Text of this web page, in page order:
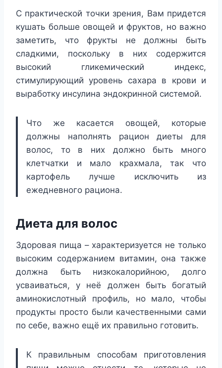
С практической точки зрения, Вам придется
кушать больше овощей и фруктов, но важно
заметить, что фрукты не должны быть
сладкими, поскольку в них содержится
высокий гликемический индекс,
стимулирующий уровень сахара в крови и
выработку инсулина эндокринной системой.
Что же касается овощей, которые
должны наполнять рацион диеты для
волос, то в них должно быть много
клетчатки и мало крахмала, так что
картофель лучше исключить из
ежедневного рациона.
Диета для волос
Здоровая пища – характеризуется не только
высоким содержанием витамин, она также
должна быть низкокалорийною, долго
усваиваться, у неё должен быть богатый
аминокислотный профиль, но мало, чтобы
продукты просто были качественными сами
по себе, важно ещё их правильно готовить.
К правильным способам приготовления